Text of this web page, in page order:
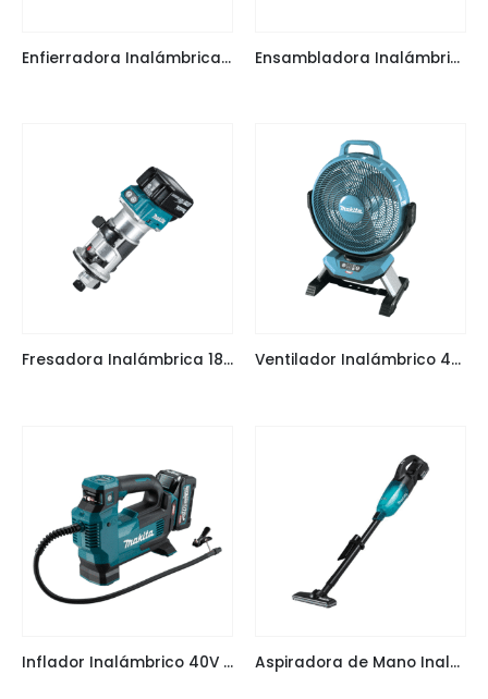
Enfierradora Inalámbrica 18V LXT DTR180 MAKITA Ensambladora Inalámbrica 18V LXT DPJ180 MAKITA
Fresadora Inalámbrica 18V LXT DRT50 MAKITA Ventilador Inalámbrico 40V XGT CF002G MAKITA
Inflador Inalámbrico 40V XGT MP001G MAKITA Aspiradora de Mano Inalámbrica 40V XGT CL001G MAKITA $184.292